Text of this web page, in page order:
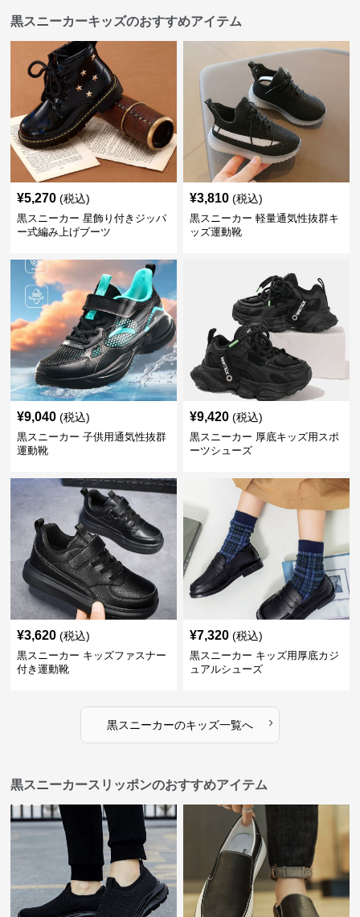
黒スニーカーキッズのおすすめアイテム
¥5,270 (税込)
黒スニーカー 星飾り付きジッパ
ー式編み上げブーツ
¥3,810 (税込)
黒スニーカー 軽量通気性抜群キ
ッズ運動靴
¥9,040 (税込)
黒スニーカー 子供用通気性抜群
運動靴
¥9,420 (税込)
黒スニーカー 厚底キッズ用スポ
ーツシューズ
¥3,620 (税込)
黒スニーカー キッズファスナー
付き運動靴
¥7,320 (税込)
黒スニーカー キッズ用厚底カジ
ュアルシューズ
黒スニーカーのキッズ一覧へ ›
黒スニーカースリッポンのおすすめアイテム